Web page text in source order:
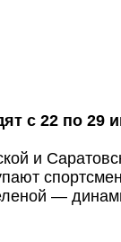
с 22 по 29
и
—